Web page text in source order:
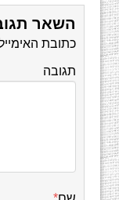
השאר
כתובת
תגובה